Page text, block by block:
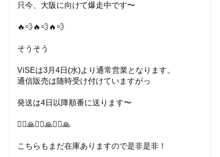
只今、大阪に向けて爆走中です〜
🔥💨🔥💨🔥💨
そうそう
ViSEは3月4日(水)より通常営業となります。
通信販売は随時受け付けていますがっ
発送は4日以降順番に送ります〜
🙇‍♂️🙏🙇‍♂️🙏🙇‍♂️🙏
こちらもまだ在庫ありますので是非是非！